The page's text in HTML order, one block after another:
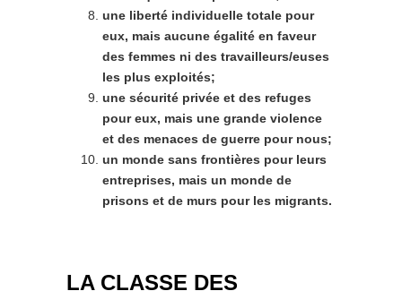
une liberté individuelle totale pour
eux, mais aucune égalité en faveur
des femmes ni des travailleurs/euses
les plus exploités;
une sécurité privée et des refuges
pour eux, mais une grande violence
et des menaces de guerre pour nous;
un monde sans frontières pour leurs
entreprises, mais un monde de
prisons et de murs pour les migrants.
LA CLASSE DES